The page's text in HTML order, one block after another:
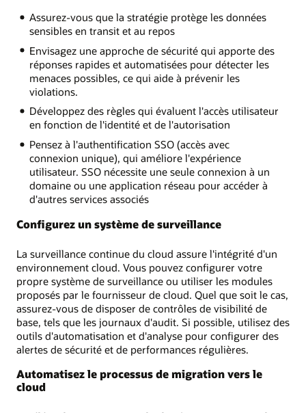
Assurez-vous que la stratégie protège les données
sensibles en transit et au repos
Envisagez une approche de sécurité qui apporte des
réponses rapides et automatisées pour détecter les
menaces possibles, ce qui aide à prévenir les
violations.
Développez des règles qui évaluent l'accès utilisateur
en fonction de l'identité et de l'autorisation
Pensez à l'authentification SSO (accès avec
connexion unique), qui améliore l'expérience
utilisateur. SSO nécessite une seule connexion à un
domaine ou une application réseau pour accéder à
d'autres services associés
Configurez un système de surveillance
La surveillance continue du cloud assure l'intégrité d'un
environnement cloud. Vous pouvez configurer votre
propre système de surveillance ou utiliser les modules
proposés par le fournisseur de cloud. Quel que soit le cas,
assurez-vous de disposer de contrôles de visibilité de
base, tels que les journaux d'audit. Si possible, utilisez des
outils d'automatisation et d'analyse pour configurer des
alertes de sécurité et de performances régulières.
Automatisez le processus de migration vers le
cloud